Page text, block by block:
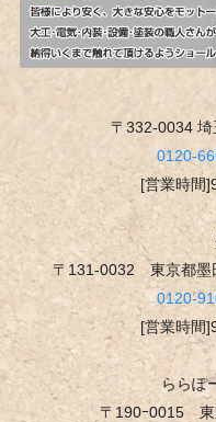
〒332-0034
0120-
[営業時間
〒131-0032 東京都墨
0120-
[営業時間
ららぽ
〒190ｰ0015 東